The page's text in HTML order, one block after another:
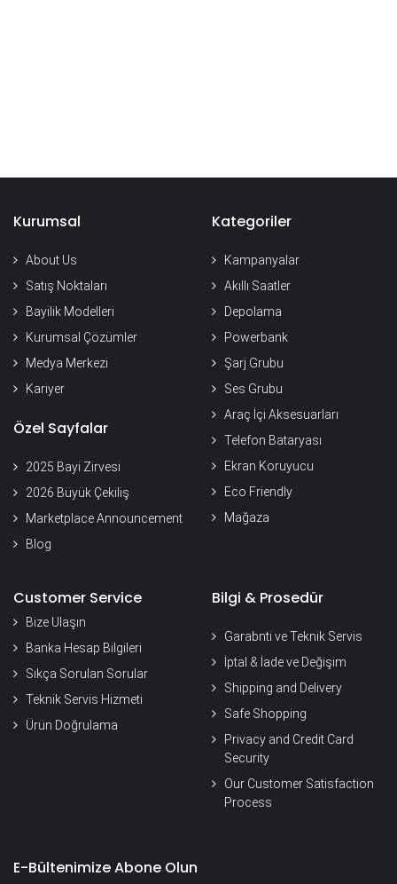
Kurumsal
About Us
Satış Noktaları
Bayilik Modelleri
Kurumsal Çözümler
Medya Merkezi
Kariyer
Özel Sayfalar
2025 Bayi Zirvesi
2026 Büyük Çekiliş
Marketplace Announcement
Blog
Kategoriler
Kampanyalar
Akıllı Saatler
Depolama
Powerbank
Şarj Grubu
Ses Grubu
Araç İçi Aksesuarları
Telefon Bataryası
Ekran Koruyucu
Eco Friendly
Mağaza
Customer Service
Bize Ulaşın
Banka Hesap Bilgileri
Sıkça Sorulan Sorular
Teknik Servis Hizmeti
Ürün Doğrulama
Bilgi & Prosedür
Garabnti ve Teknik Servis
İptal & İade ve Değişim
Shipping and Delivery
Safe Shopping
Privacy and Credit Card
Security
Our Customer Satisfaction
Process
E-Bültenimize Abone Olun